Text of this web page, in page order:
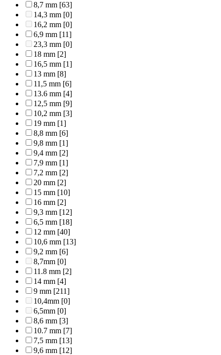
8,7 mm [63]
14,3 mm [0]
16,2 mm [0]
6,9 mm [11]
23,3 mm [0]
18 mm [2]
16,5 mm [1]
13 mm [8]
11,5 mm [6]
13.6 mm [4]
12,5 mm [9]
10,2 mm [3]
19 mm [1]
8,8 mm [6]
9,8 mm [1]
9,4 mm [2]
7,9 mm [1]
7,2 mm [2]
20 mm [2]
15 mm [10]
16 mm [2]
9,3 mm [12]
6,5 mm [18]
12 mm [40]
10,6 mm [13]
9,2 mm [6]
8,7mm [0]
11.8 mm [2]
14 mm [4]
9 mm [211]
10,4mm [0]
6,5mm [0]
8,6 mm [3]
10.7 mm [7]
7,5 mm [13]
9,6 mm [12]